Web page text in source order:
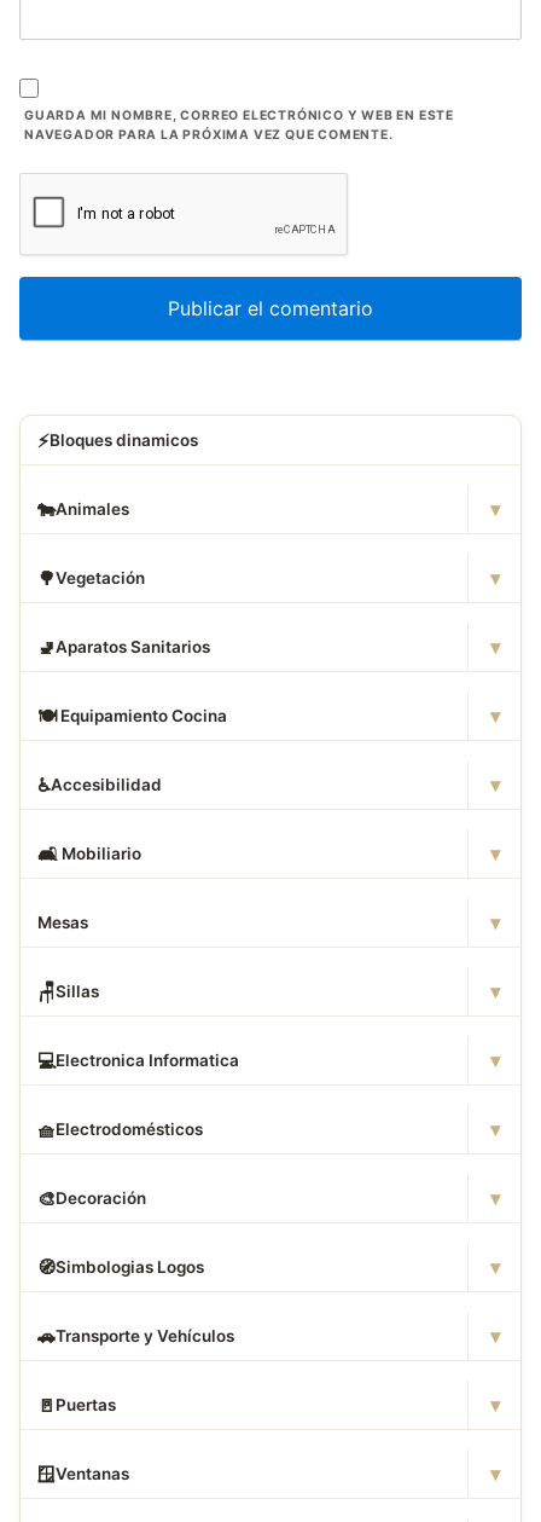
GUARDA MI NOMBRE, CORREO ELECTRÓNICO Y WEB EN ESTE
NAVEGADOR PARA LA PRÓXIMA VEZ QUE COMENTE.
⚡Bloques dinamicos
🐄Animales ▾
🌳Vegetación ▾
🚽Aparatos Sanitarios ▾
🍽️ Equipamiento Cocina ▾
♿Accesibilidad ▾
🛋 ️ Mobiliario ▾
Mesas ▾
🪑Sillas ▾
💻Electronica Informatica ▾
🧺Electrodomésticos ▾
🎨Decoración ▾
🧭Simbologias Logos ▾
🚗Transporte y Vehículos ▾
🚪 Puertas ▾
🪟Ventanas ▾